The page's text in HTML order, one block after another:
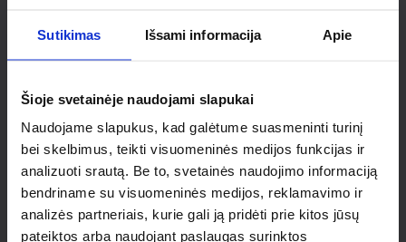
Sutikimas Išsami informacija Apie
Šioje svetainėje naudojami slapukai
Naudojame slapukus, kad galėtume suasmeninti turinį
bei skelbimus, teikti visuomeninės medijos funkcijas ir
analizuoti srautą. Be to, svetainės naudojimo informaciją
bendriname su visuomeninės medijos, reklamavimo ir
analizės partneriais, kurie gali ją pridėti prie kitos jūsų
pateiktos arba naudojant paslaugas surinktos
Ieškai
individualaus
sprendimo?
Susisiek su mumis dėl
nestandartinio produkto aptarimo.
Susisiekti